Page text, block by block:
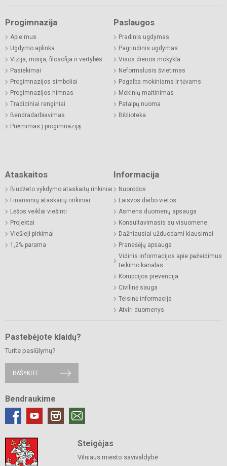
Progimnazija
Apie mus
Ugdymo aplinka
Vizija, misija, filosofija ir vertybės
Pasiekimai
Progimnazijos simboliai
Progimnazijos himnas
Tradiciniai renginiai
Bendradarbiavimas
Priėmimas į progimnaziją
Paslaugos
Pradinis ugdymas
Pagrindinis ugdymas
Visos dienos mokykla
Neformalusis švietimas
Pagalba mokiniams ir tėvams
Mokinių maitinimas
Patalpų nuoma
Biblioteka
Ataskaitos
Biudžeto vykdymo ataskaitų rinkiniai
Finansinių ataskaitų rinkiniai
Lėšos veiklai viešinti
Projektai
Viešieji pirkimai
1,2% parama
Informacija
Nuorodos
Laisvos darbo vietos
Asmens duomenų apsauga
Konsultavimasis su visuomene
Dažniausiai užduodami klausimai
Pranešėjų apsauga
Vidinis informacijos apie pažeidimus
teikimo kanalas
Korupcijos prevencija
Civilinė sauga
Teisinė informacija
Atviri duomenys
Pastebėjote klaidų?
Turite pasiūlymų?
RAŠYKITE
Bendraukime
Steigėjas
Vilniaus miesto savivaldybė